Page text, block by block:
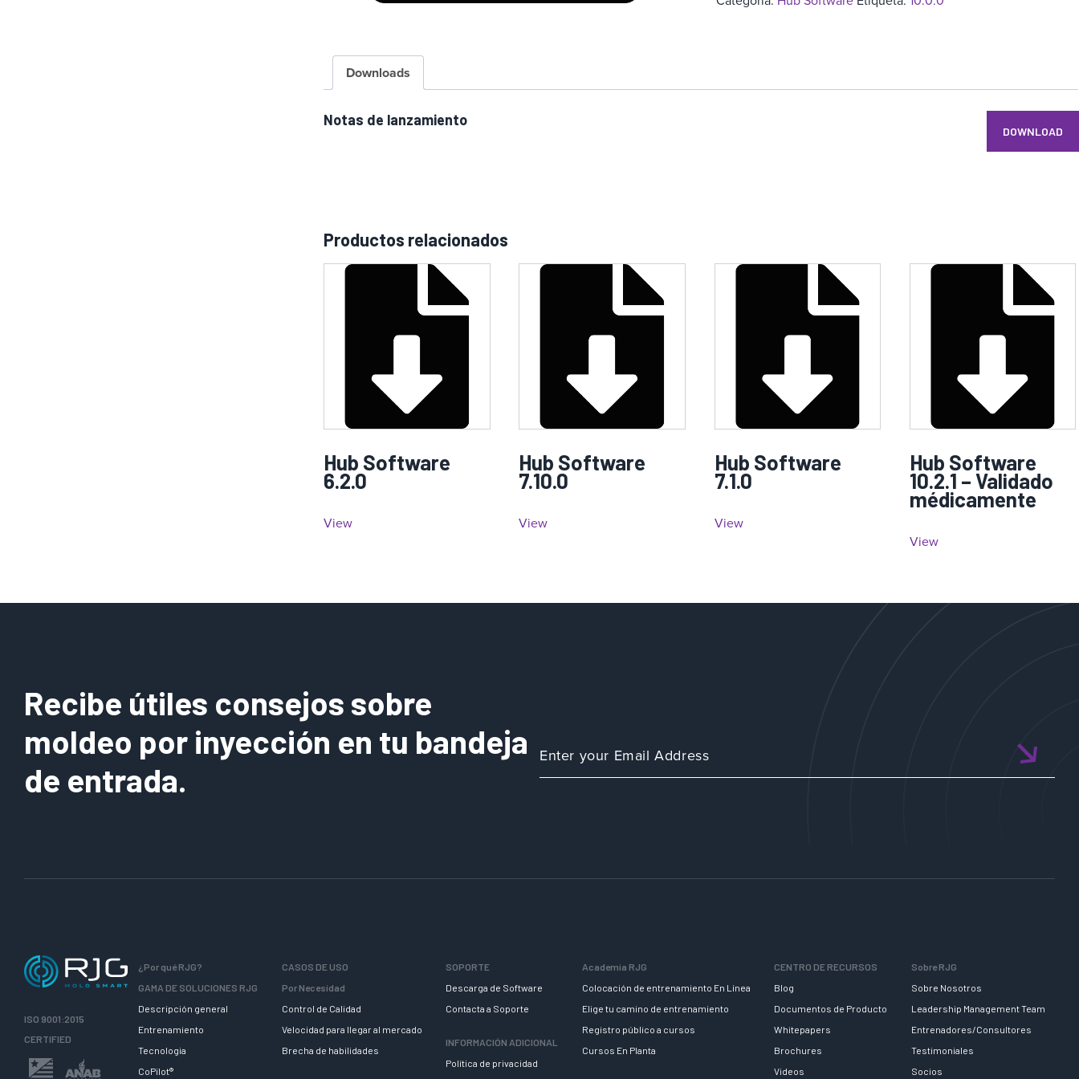
Downloads
Notas de lanzamiento
DOWNLOAD
Productos relacionados
Hub Software
6.2.0
View
Hub Software
7.10.0
View
Hub Software
7.1.0
View
Hub Software
10.2.1 – Validado
médicamente
View
Recibe útiles consejos sobre
moldeo por inyección en tu bandeja
de entrada.
ISO 9001:2015
CERTIFIED
¿Por qué RJG?
GAMA DE SOLUCIONES RJG
Descripción general
Entrenamiento
Tecnologia
CoPilot®
CASOS DE USO
Por Necesidad
Control de Calidad
Velocidad para llegar al mercado
Brecha de habilidades
SOPORTE
Descarga de Software
Contacta a Soporte
INFORMACIÓN ADICIONAL
Política de privacidad
Academia RJG
Colocación de entrenamiento En Línea
Elige tu camino de entrenamiento
Registro público a cursos
Cursos En Planta
CENTRO DE RECURSOS
Blog
Documentos de Producto
Whitepapers
Brochures
Videos
Sobre RJG
Sobre Nosotros
Leadership Management Team
Entrenadores/Consultores
Testimoniales
Socios